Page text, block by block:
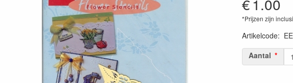
€1.00
*Prijzen zijn
Artikelcode:
Aantal